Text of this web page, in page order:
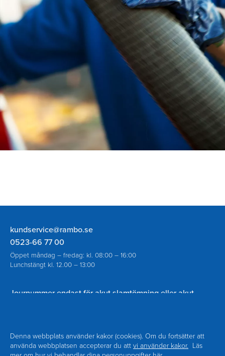
Denna webbplats använder kakor (cookies). Om du fortsätter att
använda webbplatsen accepterar du att vi använder kakor. Läs
Rambo
AB
kundservice@rambo.se
0523-66 77 00
Öppet måndag – fredag: kl. 08:00 – 16:00
Lunchstängt kl. 12.00 – 13:00
Journummer endast för akut slamtömning eller akut